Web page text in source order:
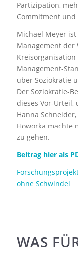
Partizipation,
Commitment und
Michael Meyer
Management der
Management-
über Soziokratie
Der Soziokratie-
dieses Vor-Urteil,
Hanna
Howorka machte
zu gehen.
Beitrag hier als
ohne Schwindel
WAS